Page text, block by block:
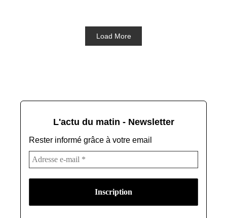
Load More
L'actu du matin - Newsletter
Rester informé grâce à votre email